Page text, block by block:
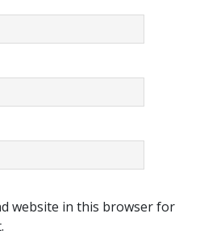
website in this browser for